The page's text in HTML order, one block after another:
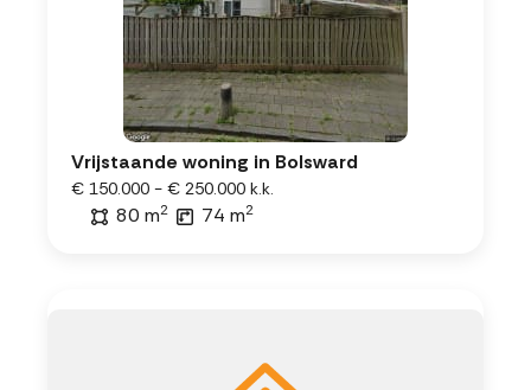
Vrijstaande woning in Bolsward
€ 150.000 - € 250.000 k.k.
80 m2 74 m2